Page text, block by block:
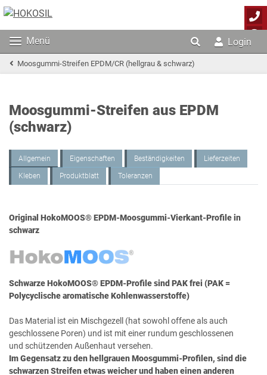
Menü Login
Moosgummi-Streifen EPDM/CR (hellgrau & schwarz)
Moosgummi-Streifen aus EPDM
(schwarz)
Allgemein Eigenschaften Beständigkeiten Lieferzeiten
Kleben Produktblatt Toleranzen
Original HokoMOOS® EPDM-Moosgummi-Vierkant-Profile in
schwarz
Schwarze HokoMOOS® EPDM-Profile sind PAK frei (PAK =
Polycyclische aromatische Kohlenwasserstoffe)
Das Material ist ein Mischgezell (hat sowohl offene als auch
geschlossene Poren) und ist mit einer rundum geschlossenen
und schützenden Außenhaut versehen.
Im Gegensatz zu den hellgrauen Moosgummi-Profilen, sind die
schwarzen Streifen etwas weicher und haben einen anderen